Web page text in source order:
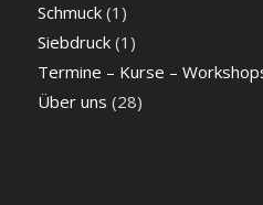
Schmuck(1)
Siebdruck(1)
Termine – Kurse –
Über uns (28)